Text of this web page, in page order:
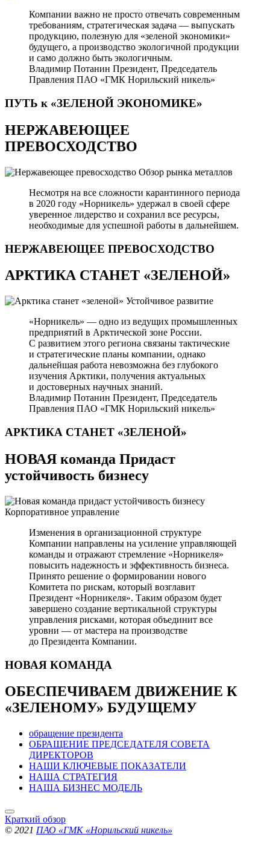
Компании важно не просто отвечать современным
требованиям, стратегическая задача — выпускать
продукцию, полезную для «зеленой экономики»
будущего, а производство экологичной продукции
и само должно быть экологичным.
Владимир Потанин Президент, Председатель
Правления ПАО «ГМК Норильский никель»
ПУТЬ к «ЗЕЛЕНОЙ ЭКОНОМИКЕ»
НЕРЖАВЕЮЩЕЕ
ПРЕВОСХОДСТВО
Обзор рынка металлов
Несмотря на все сложности карантинного периода
в 2020 году «Норникель» удержал в своей сфере
уверенное лидерство и сохранил все ресурсы,
необходимые для успешной работы в дальнейшем.
НЕРЖАВЕЮЩЕЕ ПРЕВОСХОДСТВО
АРКТИКА СТАНЕТ «ЗЕЛЕНОЙ»
Устойчивое развитие
«Норникель» — одно из ведущих промышленных
предприятий в Арктической зоне России.
С развитием этого региона связаны тактические
и стратегические планы компании, однако
дальнейшая работа невозможна без глубокого
изучения Арктики, получения актуальных
и достоверных научных знаний.
Владимир Потанин Президент, Председатель
Правления ПАО «ГМК Норильский никель»
АРКТИКА СТАНЕТ «ЗЕЛЕНОЙ»
НОВАЯ команда Придаст
устойчивость бизнесу
Корпоративное управление
Изменения в организационной структуре
Компании направлены на усиление управляющей
команды и отражают стремление «Норникеля»
повысить надежность и эффективность бизнеса.
Принято решение о формировании нового
Комитета по рискам, который возглавит
Президент «Норникеля». Таким образом будет
завершено создание вертикальной структуры
управления рисками, которая объединит все
уровни — от мастера на производстве
до Президента Компании.
НОВАЯ КОМАНДА
ОБЕСПЕЧИВАЕМ ДВИЖЕНИЕ К
«ЗЕЛЕНОМУ» БУДУЩЕМУ
обращение президента
ОБРАЩЕНИЕ ПРЕДСЕДАТЕЛЯ СОВЕТА
ДИРЕКТОРОВ
НАШИ КЛЮЧЕВЫЕ ПОКАЗАТЕЛИ
НАША СТРАТЕГИЯ
НАША БИЗНЕС МОДЕЛЬ
Краткий обзор
© 2021 ПАО «ГМК «Норильский никель»